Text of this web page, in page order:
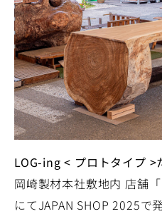
LOG-ing < プロトタイプ >
岡崎製材本社敷地内 店舗
にてJAPAN SHOP 2025で